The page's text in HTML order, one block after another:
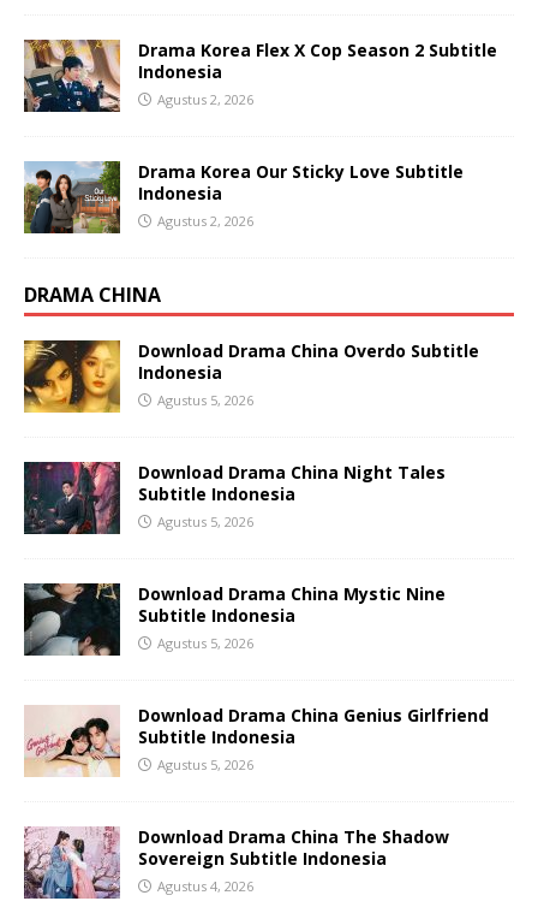
Drama Korea Flex X Cop Season 2 Subtitle
Indonesia
Agustus 2, 2026
Drama Korea Our Sticky Love Subtitle
Indonesia
Agustus 2, 2026
DRAMA CHINA
Download Drama China Overdo Subtitle
Indonesia
Agustus 5, 2026
Download Drama China Night Tales
Subtitle Indonesia
Agustus 5, 2026
Download Drama China Mystic Nine
Subtitle Indonesia
Agustus 5, 2026
Download Drama China Genius Girlfriend
Subtitle Indonesia
Agustus 5, 2026
Download Drama China The Shadow
Sovereign Subtitle Indonesia
Agustus 4, 2026